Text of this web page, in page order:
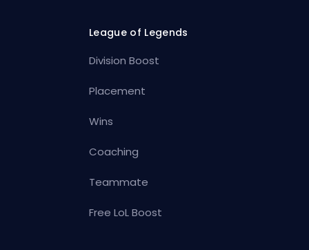
League of Legends
Division Boost
Placement
Wins
Coaching
Teammate
Free LoL Boost